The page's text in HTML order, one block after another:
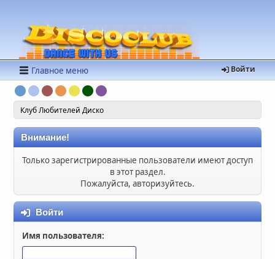
Войти
Главное меню
Клуб Любителей Диско
Внимание!
Только зарегистрированные пользователи имеют доступ
в этот раздел.
Пожалуйста, авторизуйтесь.
Войти
Имя пользователя: